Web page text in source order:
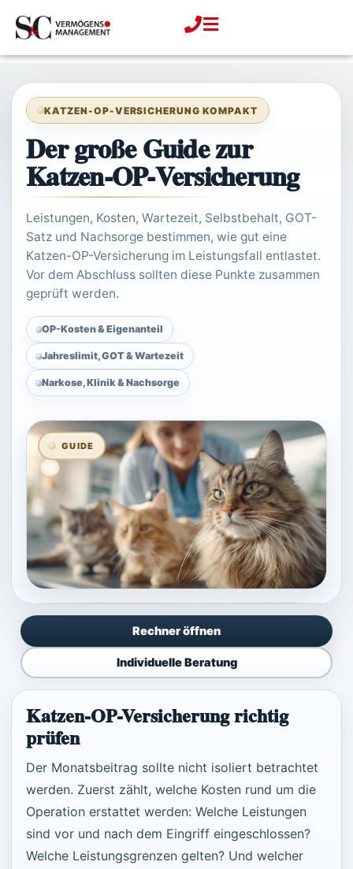
Inhalt
KATZEN-OP-VERSICHERUNG KOMPAKT
Der große Guide zur
Katzen-OP-Versicherung
Leistungen, Kosten, Wartezeit, Selbstbehalt, GOT-
Satz und Nachsorge bestimmen, wie gut eine
Katzen-OP-Versicherung im Leistungsfall entlastet.
Vor dem Abschluss sollten diese Punkte zusammen
geprüft werden.
OP-Kosten & Eigenanteil
Jahreslimit, GOT & Wartezeit
Narkose, Klinik & Nachsorge
GUIDE
Katzen-OP-Versicherung Guide – mehrere Katzen beim
Rechner öffnen
Individuelle Beratung
Katzen-OP-Versicherung richtig
prüfen
Der Monatsbeitrag sollte nicht isoliert betrachtet
werden. Zuerst zählt, welche Kosten rund um die
Operation erstattet werden: Welche Leistungen
sind vor und nach dem Eingriff eingeschlossen?
Welche Leistungsgrenzen gelten? Und welcher